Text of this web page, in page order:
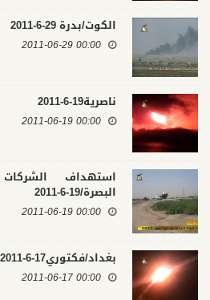
الكوت/بدرة 29-6-2011
00:00 2011-06-29
ناصرية19-6-2011
00:00 2011-06-19
استهداف الشركات
البصرة/19-6-2011
00:00 2011-06-19
بغداد/فكتوري17-6-2011
00:00 2011-06-17